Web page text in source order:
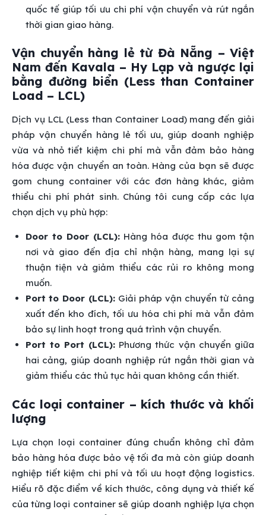
quốc tế giúp tối ưu chi phí vận chuyển và rút ngắn
thời gian giao hàng.
Vận chuyển hàng lẻ từ Đà Nẵng – Việt
Nam đến Kavala – Hy Lạp và ngược lại
bằng đường biển (Less than Container
Load – LCL)
Dịch vụ LCL (Less than Container Load) mang đến giải
pháp vận chuyển hàng lẻ tối ưu, giúp doanh nghiệp
vừa và nhỏ tiết kiệm chi phí mà vẫn đảm bảo hàng
hóa được vận chuyển an toàn. Hàng của bạn sẽ được
gom chung container với các đơn hàng khác, giảm
thiểu chi phí phát sinh. Chúng tôi cung cấp các lựa
chọn dịch vụ phù hợp:
Door to Door (LCL): Hàng hóa được thu gom tận
nơi và giao đến địa chỉ nhận hàng, mang lại sự
thuận tiện và giảm thiểu các rủi ro không mong
muốn.
Port to Door (LCL): Giải pháp vận chuyển từ cảng
xuất đến kho đích, tối ưu hóa chi phí mà vẫn đảm
bảo sự linh hoạt trong quá trình vận chuyển.
Port to Port (LCL): Phương thức vận chuyển giữa
hai cảng, giúp doanh nghiệp rút ngắn thời gian và
giảm thiểu các thủ tục hải quan không cần thiết.
Các loại container – kích thước và khối
lượng
Lựa chọn loại container đúng chuẩn không chỉ đảm
bảo hàng hóa được bảo vệ tối đa mà còn giúp doanh
nghiệp tiết kiệm chi phí và tối ưu hoạt động logistics.
Hiểu rõ đặc điểm về kích thước, công dụng và thiết kế
của từng loại container sẽ giúp doanh nghiệp lựa chọn